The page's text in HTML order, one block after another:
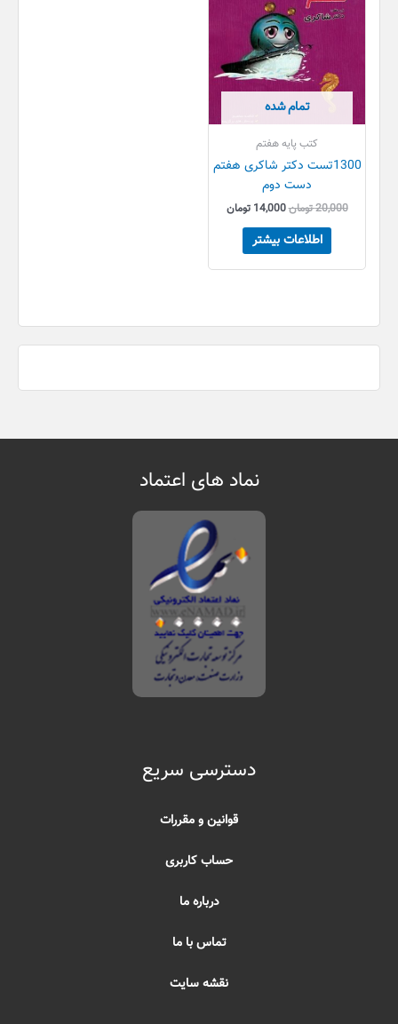
تمام شده
کتب پایه هفتم
1300تست دکتر شاکری هفتم
دست دوم
20,000تومان14,000 تومان
اطلاعات بیشتر
نماد های اعتماد
دسترسی سریع
قوانین و مقررات
حساب کاربری
درباره ما
تماس با ما
نقشه سایت